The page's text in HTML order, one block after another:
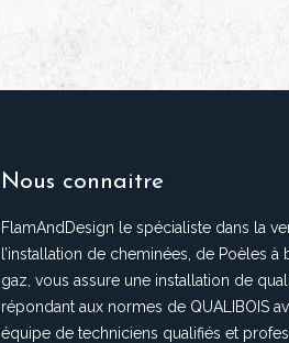
Nous connaitre
FlamAndDesign le spécialiste dans la
l’installation de cheminées, de Poèles à
gaz, vous assure une installation de
répondant aux normes de QUALIBOIS
équipe de techniciens qualifiés et